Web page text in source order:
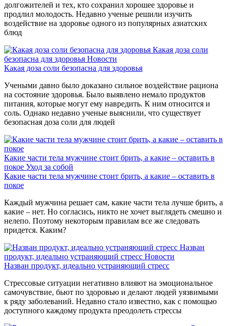
долгожителей и тех, кто сохранил хорошее здоровье и
продлил молодость. Недавно ученые решили изучить
воздействие на здоровье одного из популярных азиатских
блюд
Какая доза соли
безопасна для здоровья Новости
Какая доза соли безопасна для здоровья
Учеными давно было доказано сильное воздействие рациона
на состояние здоровья. Было выявлено немало продуктов
питания, которые могут ему навредить. К ним относится и
соль. Однако недавно ученые выяснили, что существует
безопасная доза соли для людей
Какие части тела мужчине стоит брить, а какие – оставить в
покое Уход за собой
Какие части тела мужчине стоит брить, а какие – оставить в
покое
Каждый мужчина решает сам, какие части тела лучше брить, а
какие – нет. Но согласись, никто не хочет выглядеть смешно и
нелепо. Поэтому некоторым правилам все же следовать
придется. Каким?
Назван
продукт, идеально устраняющий стресс Новости
Назван продукт, идеально устраняющий стресс
Стрессовые ситуации негативно влияют на эмоциональное
самочувствие, бьют по здоровью и делают людей уязвимыми
к ряду заболеваний. Недавно стало известно, как с помощью
доступного каждому продукта преодолеть стрессы